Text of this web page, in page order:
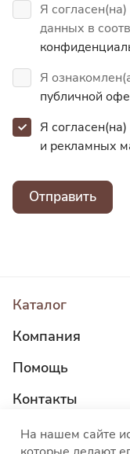
Я
данных в
Я
публичной
Я
и рекламных
Отправить
Каталог
Компания
Помощь
Контакты
8 800 555 45 04
На нашем сайте